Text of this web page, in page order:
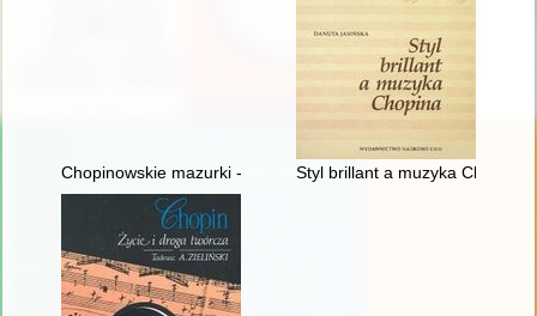
Chopinowskie mazurki - czyli folklor a pojęcie muzyki
Styl brillant a muzyka Chopina